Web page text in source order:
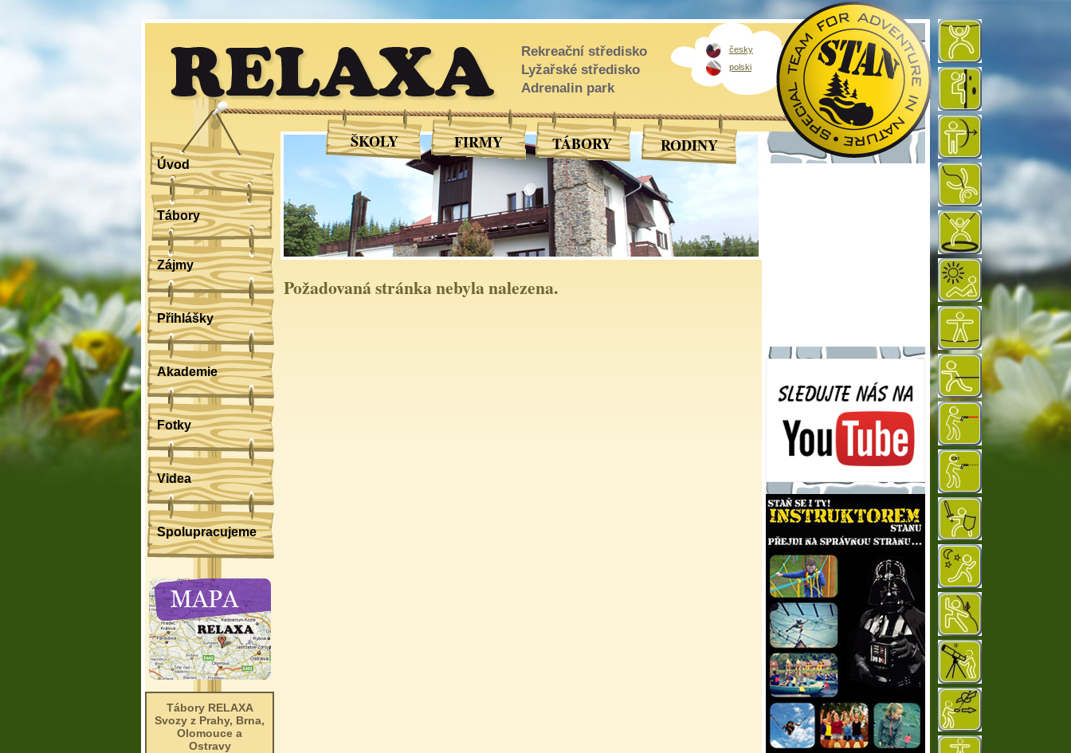
RELAXA
Rekreační středisko
Lyžařské středisko
Adrenalin park
Požadovaná stránka nebyla nalezena.
Úvod
Tábory
Zájmy
Přihlášky
Akademie
Fotky
Videa
Spolupracujeme
Tábory RELAXA
Svozy z Prahy, Brna,
Olomouce a
Ostravy
ŠKOLY FIRMY TÁBORY RODINY
česky
polski